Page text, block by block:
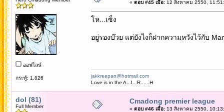
ออฟไลน์
กระทู้: 1,826
« ตอบ #45 เมื่อ:12 สิงหาคม 2550,
โห...เซ็ง
อยู่รองบ๊วย แต่ยังไงก็ฝากความหวังไว้กับ
jakkreepan@hotmail.com
Love is in the A...I...R......H
dol (81)
Full Member
Cmadong premier league
« ตอบ #46 เมื่อ:13 สิงหาคม 2550,